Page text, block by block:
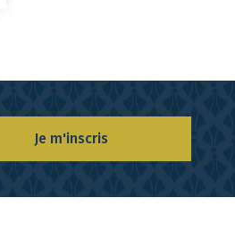
Je m'inscris